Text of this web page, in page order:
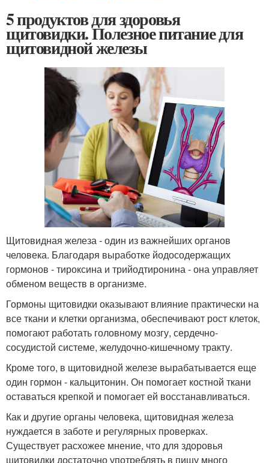
5 продуктов для здоровья
щитовидки. Полезное питание для
щитовидной железы
Щитовидная железа - один из важнейших органов
человека. Благодаря выработке йодосодержащих
гормонов - тироксина и трийодтиронина - она управляет
обменом веществ в организме.
Гормоны щитовидки оказывают влияние практически на
все ткани и клетки организма, обеспечивают рост клеток,
помогают работать головному мозгу, сердечно-
сосудистой системе, желудочно-кишечному тракту.
Кроме того, в щитовидной железе вырабатывается еще
один гормон - кальцитонин. Он помогает костной ткани
оставаться крепкой и помогает ей восстанавливаться.
Как и другие органы человека, щитовидная железа
нуждается в заботе и регулярных проверках.
Существует расхожее мнение, что для здоровья
щитовидки достаточно употреблять в пищу много